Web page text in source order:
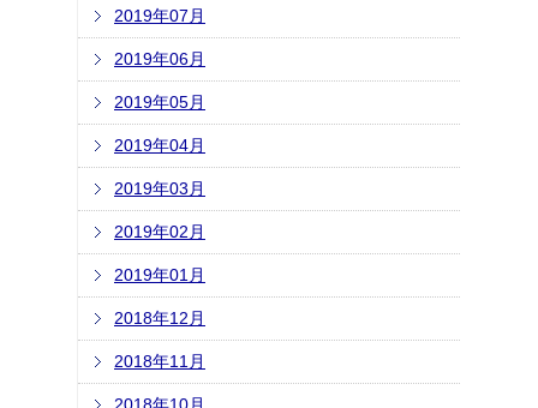
2019年07月
2019年06月
2019年05月
2019年04月
2019年03月
2019年02月
2019年01月
2018年12月
2018年11月